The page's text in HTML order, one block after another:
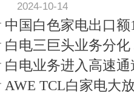
2024-10-14
中国白色家电出口
白电三巨头业务分
白电业务进入高速
AWE TCL白家电大